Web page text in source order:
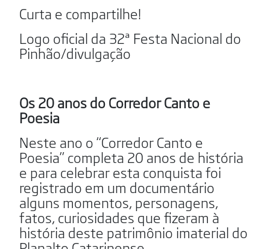
Curta e compartilhe!
Logo oficial da 32ª Festa Nacional do
Pinhão/divulgação
Os 20 anos do Corredor Canto e
Poesia
Neste ano o “Corredor Canto e
Poesia” completa 20 anos de história
e para celebrar esta conquista foi
registrado em um documentário
alguns momentos, personagens,
fatos, curiosidades que fizeram à
história deste patrimônio imaterial do